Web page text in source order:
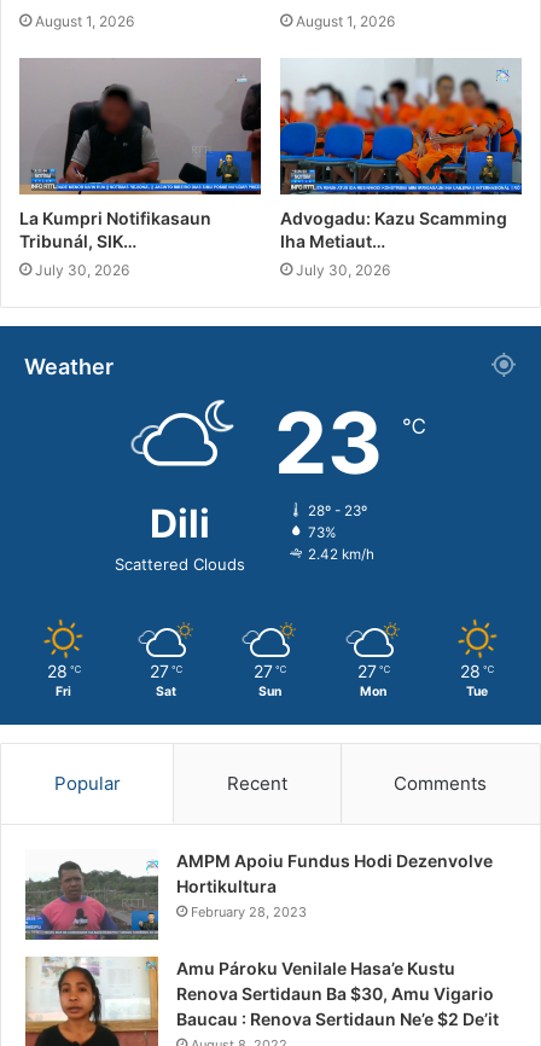
August 1, 2026 August 1, 2026
La Kumpri Notifikasaun
Tribunál, SIK…
July 30, 2026
Advogadu: Kazu Scamming
Iha Metiaut…
July 30, 2026
Weather
Dili
Scattered Clouds
23 ℃
28º - 23º
73%
2.42 km/h
28 ℃
Fri
27 ℃
Sat
27 ℃
Sun
27 ℃
Mon
28 ℃
Tue
Popular Recent Comments
AMPM Apoiu Fundus Hodi Dezenvolve
Hortikultura
February 28, 2023
Amu Pároku Venilale Hasa’e Kustu
Renova Sertidaun Ba $30, Amu Vigario
Baucau : Renova Sertidaun Ne’e $2 De’it